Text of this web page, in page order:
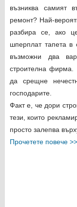
възниква самият
ремонт? Най-
разбира се, ако
шперплат тапета в
възможни два
строителна фирма.
да срещне
господарите.
Факт е, че дори
тези, които
просто залепва
Прочетете повече